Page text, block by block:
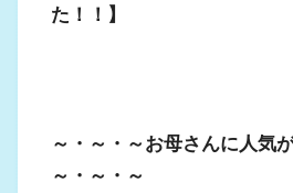
た！！】
～・～・～お母さんに人気
～・～・～